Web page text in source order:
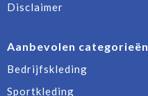
Disclaimer
Aanbevolen categorieën
Bedrijfskleding
Sportkleding